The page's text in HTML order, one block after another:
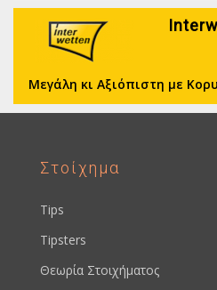
Μεγάλη κι Αξιόπιστη με
Στοίχημα
Tips
Tipsters
Θεωρία Στοιχήματος